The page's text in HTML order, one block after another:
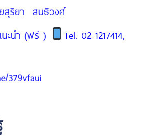
สุริยา สนธิวงศ์
ะนำ (ฟรี )
Tel. 02-1217414,
379vfaui